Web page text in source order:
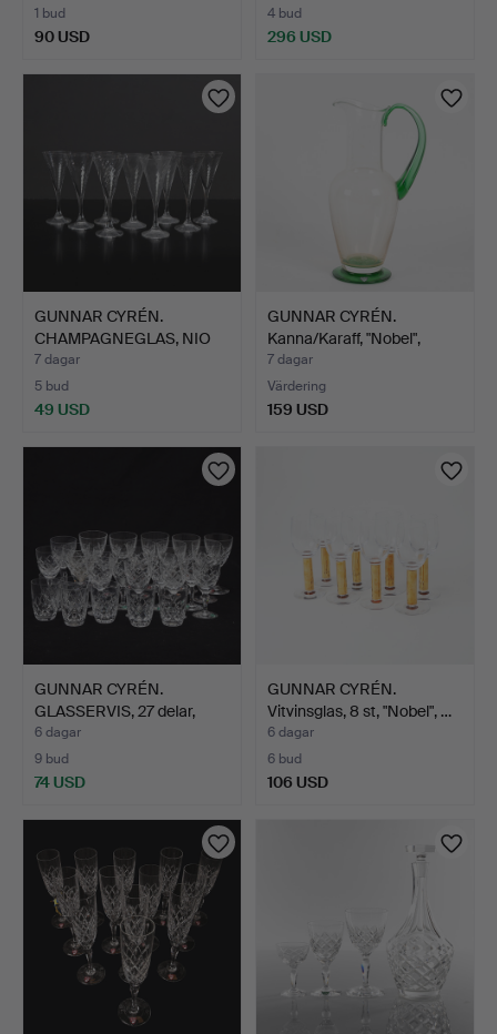
1 bud
90 USD
4 bud
296 USD
GUNNAR CYRÉN.
CHAMPAGNEGLAS, NIO
ST. "Hele…
7 dagar
5 bud
49 USD
GUNNAR CYRÉN.
Kanna/Karaff, "Nobel",
Orref…
7 dagar
Värdering
159 USD
GUNNAR CYRÉN.
GLASSERVIS, 27 delar,
"Karol…
6 dagar
9 bud
74 USD
GUNNAR CYRÉN.
Vitvinsglas, 8 st, "Nobel", …
6 dagar
6 bud
106 USD